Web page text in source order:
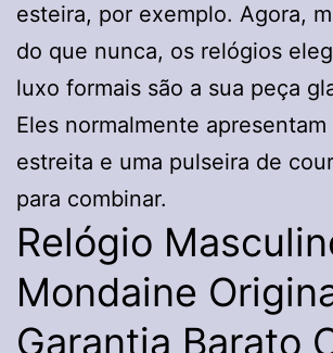
esteira, por exemplo. Agora,
do que nunca, os relógios
luxo formais são a sua peça
Eles normalmente
estreita e uma pulseira de
para combinar.
Relógio
Mondaine
Garantia Barato